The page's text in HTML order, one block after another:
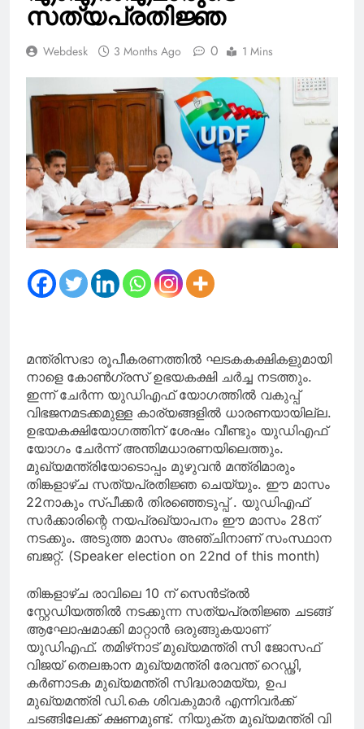
സത്യപ്രതിജ്ഞ
Webdesk 3 Months Ago 0 1 Mins
മന്ത്രിസഭാ രൂപീകരണത്തില്‍ ഘടകകക്ഷികളുമായി
നാളെ കോണ്‍ഗ്രസ് ഉഭയകക്ഷി ചര്‍ച്ച നടത്തും.
ഇന്ന് ചേര്‍ന്ന യുഡിഎഫ് യോഗത്തില്‍ വകുപ്പ്
വിഭജനമടക്കമുള്ള കാര്യങ്ങളില്‍ ധാരണയായില്ല.
ഉഭയകക്ഷിയോഗത്തിന് ശേഷം വീണ്ടും യുഡിഎഫ്
യോഗം ചേര്‍ന്ന് അന്തിമധാരണയിലെത്തും.
മുഖ്യമന്ത്രിയോടൊപ്പം മുഴുവന്‍ മന്ത്രിമാരും
തിങ്കളാഴ്ച സത്യപ്രതിജ്ഞ ചെയ്യും. ഈ മാസം
22നാകും സ്പീക്കര്‍ തിരഞ്ഞെടുപ്പ് . യുഡിഎഫ്
സര്‍ക്കാരിന്റെ നയപ്രഖ്യാപനം ഈ മാസം 28ന്
നടക്കും. അടുത്ത മാസം അഞ്ചിനാണ് സംസ്ഥാന
ബജറ്റ്. (Speaker election on 22nd of this month)
തിങ്കളാഴ്ച രാവിലെ 10 ന് സെന്‍ട്രല്‍
സ്റ്റേഡിയത്തില്‍ നടക്കുന്ന സത്യപ്രതിജ്ഞ ചടങ്ങ്
ആഘോഷമാക്കി മാറ്റാന്‍ ഒരുങ്ങുകയാണ്
യുഡിഎഫ്. തമിഴ്‌നാട് മുഖ്യമന്ത്രി സി ജോസഫ്
വിജയ് തെലങ്കാന മുഖ്യമന്ത്രി രേവന്ത് റെഡ്ഢി,
കര്‍ണാടക മുഖ്യമന്ത്രി സിദ്ധരാമയ്യ, ഉപ
മുഖ്യമന്ത്രി ഡി.കെ ശിവകുമാര്‍ എന്നിവര്‍ക്ക്
ചടങ്ങിലേക്ക് ക്ഷണമുണ്ട്. നിയുക്ത മുഖ്യമന്ത്രി വി